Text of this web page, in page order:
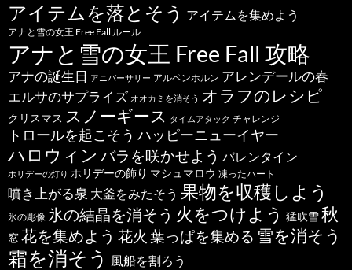
アイテムを落とそう アイテムを集めよう
アナと雪の女王 Free Fall ルール
アナと雪の女王 Free Fall 攻略
アナの誕生日 アニバーサリー アルペンホルン アレンデールの春
エルサのサプライズ オオカミを消そう オラフのレシピ
クリスマス スノーギース タイムアタック チャレンジ
トロールを起こそう ハッピーニューイヤー
ハロウィン バラを咲かせよう バレンタイン
ホリデーの灯り ホリデーの飾り マシュマロウ 凍ったハート
噴き上がる泉 大釜をみたそう 果物を収穫しよう
氷の彫像 氷の結晶を消そう 火をつけよう 猛吹雪秋
窓花を集めよう 花火 葉っぱを集める 雪を消そう
霜を消そう 風船を割ろう